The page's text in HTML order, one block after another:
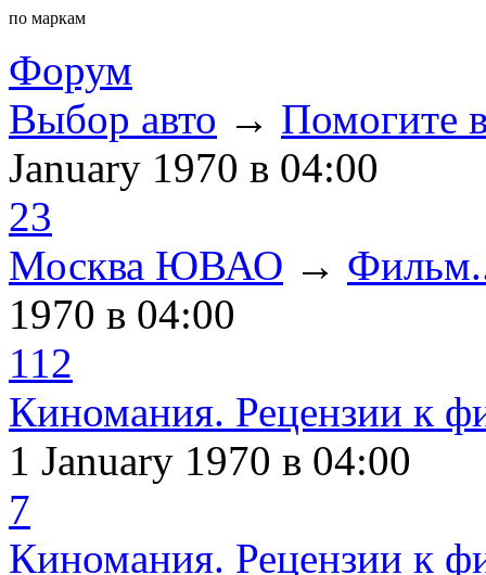
по маркам
Форум
Выбор авто → Помогите
January 1970 в 04:00
23
Москва ЮВАО →
1970 в 04:00
112
Киномания. Рецензии к
1 January 1970 в 04:00
7
Киномания. Рецензии к